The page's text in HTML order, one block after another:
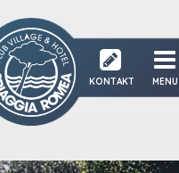
KONTAKT MENU